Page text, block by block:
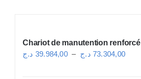
Chariot de manutention renforcé
39.984,00 د.ج – 73.304,00 د.ج
Plage